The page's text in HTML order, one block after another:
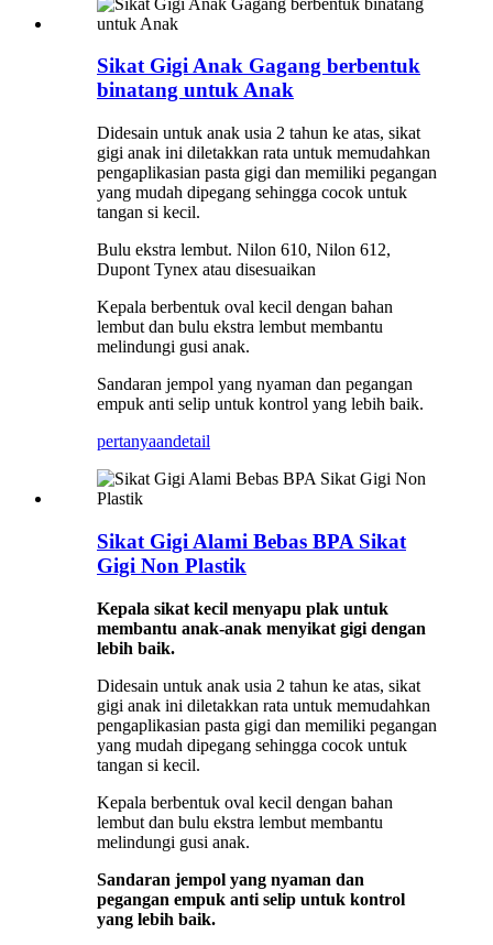
Sikat Gigi Anak Gagang berbentuk
binatang untuk Anak
Didesain untuk anak usia 2 tahun ke atas, sikat
gigi anak ini diletakkan rata untuk memudahkan
pengaplikasian pasta gigi dan memiliki pegangan
yang mudah dipegang sehingga cocok untuk
tangan si kecil.
Bulu ekstra lembut. Nilon 610, Nilon 612,
Dupont Tynex atau disesuaikan
Kepala berbentuk oval kecil dengan bahan
lembut dan bulu ekstra lembut membantu
melindungi gusi anak.
Sandaran jempol yang nyaman dan pegangan
empuk anti selip untuk kontrol yang lebih baik.
pertanyaandetail
Sikat Gigi Alami Bebas BPA Sikat
Gigi Non Plastik
Kepala sikat kecil menyapu plak untuk
membantu anak-anak menyikat gigi dengan
lebih baik.
Didesain untuk anak usia 2 tahun ke atas, sikat
gigi anak ini diletakkan rata untuk memudahkan
pengaplikasian pasta gigi dan memiliki pegangan
yang mudah dipegang sehingga cocok untuk
tangan si kecil.
Kepala berbentuk oval kecil dengan bahan
lembut dan bulu ekstra lembut membantu
melindungi gusi anak.
Sandaran jempol yang nyaman dan
pegangan empuk anti selip untuk kontrol
yang lebih baik.